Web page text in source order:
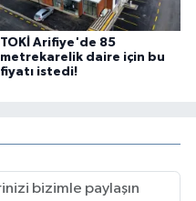
TOKİ Arifiye'de 85
metrekarelik daire için bu
fiyatı istedi!